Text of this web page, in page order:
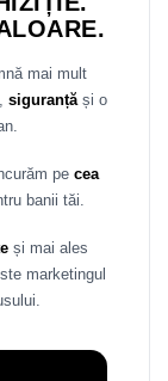
mai mult
, siguranțăși o
pe cea
banii tăi.
și mai ales
marketingul